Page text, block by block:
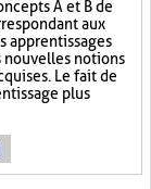
A et B de
aux
apprentissages
nouvelles notions
Le fait de
plus